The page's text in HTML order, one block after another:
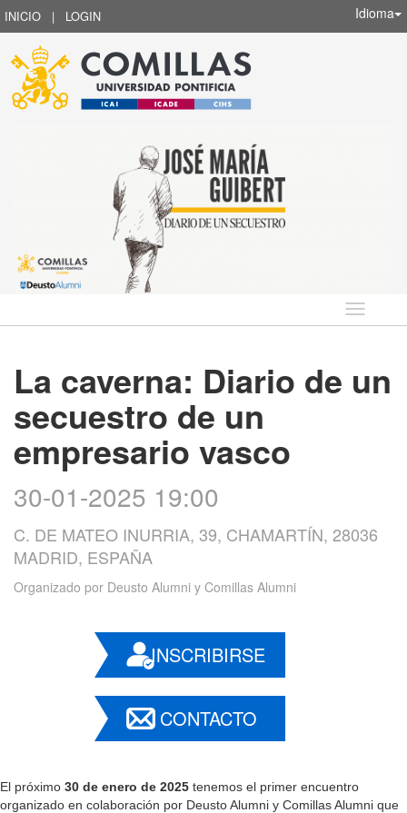
INICIO | LOGIN Idioma
Idioma
La caverna: Diario de un
secuestro de un
empresario vasco
30-01-2025 19:00
C. DE MATEO INURRIA, 39, CHAMARTÍN, 28036
MADRID, ESPAÑA
Organizado por Deusto Alumni y Comillas Alumni
INSCRIBIRSE
CONTACTO
El próximo 30 de enero de 2025 tenemos el primer encuentro
organizado en colaboración por Deusto Alumni y Comillas Alumni que